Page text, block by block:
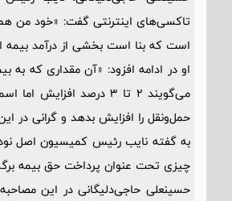
تاکسی‌های اینترنتی گفت: «خود من هم
است که بنا است بخشی از درآمد بیمه
او در ادامه افزود: «آن مقداری که
حمل‌و‌نقل را افزایش بدهد و گرانی در
به گفته نایب رئیس کمیسیون اصل
چیزی تحت عنوان پرداخت حق بیمه
حسینعلی حاجی‌دلیگانی در این